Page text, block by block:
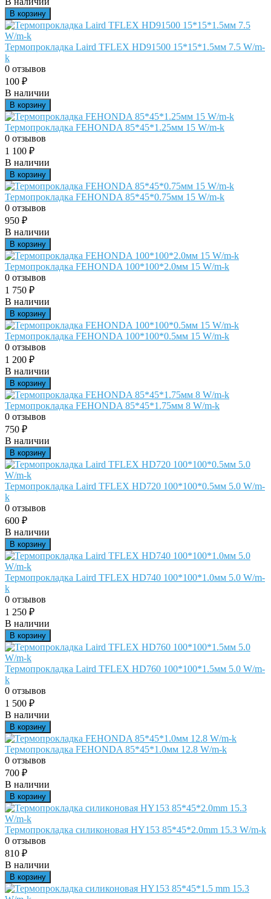
В корзину
Термопрокладка Laird TFLEX HD91500 15*15*1.5мм 7.5 W/m-
k
0 отзывов
100 ₽
В наличии
В корзину
Термопрокладка FEHONDA 85*45*1.25мм 15 W/m-k
0 отзывов
1 100 ₽
В наличии
В корзину
Термопрокладка FEHONDA 85*45*0.75мм 15 W/m-k
0 отзывов
950 ₽
В наличии
В корзину
Термопрокладка FEHONDA 100*100*2.0мм 15 W/m-k
0 отзывов
1 750 ₽
В наличии
В корзину
Термопрокладка FEHONDA 100*100*0.5мм 15 W/m-k
0 отзывов
1 200 ₽
В наличии
В корзину
Термопрокладка FEHONDA 85*45*1.75мм 8 W/m-k
0 отзывов
750 ₽
В наличии
В корзину
Термопрокладка Laird TFLEX HD720 100*100*0.5мм 5.0 W/m-
k
0 отзывов
600 ₽
В наличии
В корзину
Термопрокладка Laird TFLEX HD740 100*100*1.0мм 5.0 W/m-
k
0 отзывов
1 250 ₽
В наличии
В корзину
Термопрокладка Laird TFLEX HD760 100*100*1.5мм 5.0 W/m-
k
0 отзывов
1 500 ₽
В наличии
В корзину
Термопрокладка FEHONDA 85*45*1.0мм 12.8 W/m-k
0 отзывов
700 ₽
В наличии
В корзину
Термопрокладка силиконовая HY153 85*45*2.0mm 15.3 W/m-k
0 отзывов
810 ₽
В наличии
В корзину